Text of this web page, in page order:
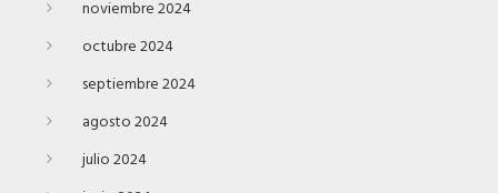
noviembre 2024
octubre 2024
septiembre 2024
agosto 2024
julio 2024